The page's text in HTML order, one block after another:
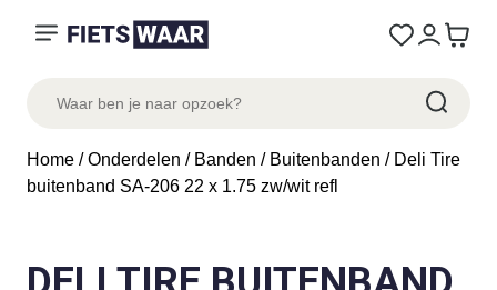
Home /Onderdelen / Banden / Buitenbanden / Deli Tire
buitenband SA-206 22 x 1.75 zw/wit refl